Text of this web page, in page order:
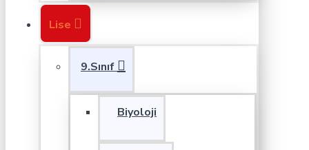
Lise
9.Sınıf
Biyoloji